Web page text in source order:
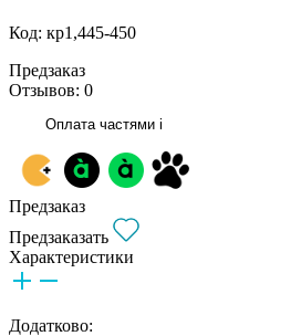
Код: кр1,445-450
Предзаказ
Отзывов: 0
Оплата частями i
Предзаказ
Предзаказать
Характеристики
Додатково: